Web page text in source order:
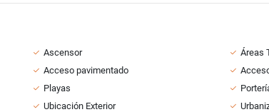
Ascensor
Áreas
Acceso pavimentado
Playas
Ubicación Exterior